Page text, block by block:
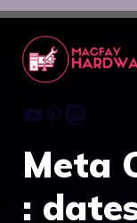
Aller
contenu
Youtube
Pinterest
Meta
: